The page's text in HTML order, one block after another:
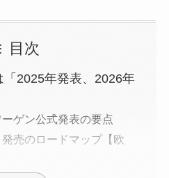
目次
2025年発表、2026年
ゲン公式発表の要点
売のロードマップ【欧